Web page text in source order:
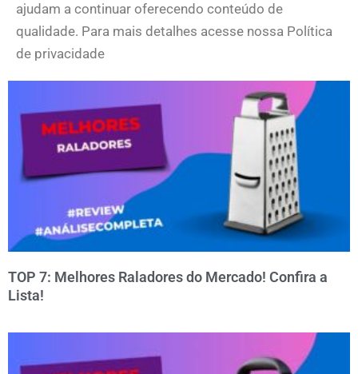
ajudam a continuar oferecendo conteúdo de
qualidade. Para mais detalhes acesse nossa Política
de privacidade
TOP 7: Melhores Raladores do Mercado! Confira a
Lista!